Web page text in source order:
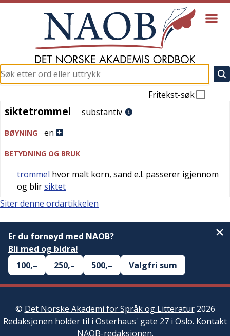
Fritekst-søk
siktetrommel
siktetrommel substantiv
BØYNING en
BETYDNING OG BRUK
trommel hvor malt korn, sand e.l. passerer igjennom
og blirsiktet
Siter denne ordartikkelen
Er du fornøyd med NAOB?
Bli med og bidra!
100,–
250,– 500,– Valgfri sum
© Det Norske Akademi for Språk og Litteratur2026
Redaksjonen holder til i Osterhaus' gate 27 i Oslo. Kontakt
NAOB-redaksjonen.